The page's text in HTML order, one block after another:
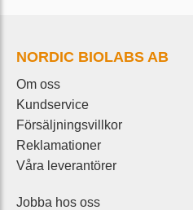
NORDIC BIOLABS AB
Om oss
Kundservice
Försäljningsvillkor
Reklamationer
Våra leverantörer
Jobba hos oss